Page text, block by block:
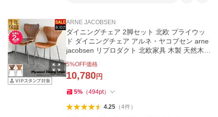
ARNE JACOBSEN
ダイニングチェア 2脚セット 北欧 プライウッ
ド ダイニングチェア アルネ・ヤコブセン arne
jacobsen リプロダクト 北欧家具 木製 天然木 1
5%OFF価格
10,780円
5% （494pt）
4.25（4件）